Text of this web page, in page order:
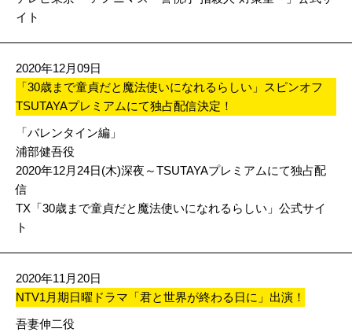
イト
2020年12月09日
「30歳まで童貞だと魔法使いになれるらしい」スピンオフ
TSUTAYAプレミアムにて独占配信決定！
「バレンタイン編」
浦部健吾役
2020年12月24日(木)深夜～TSUTAYAプレミアムにて独占配
信
TX「30歳まで童貞だと魔法使いになれるらしい」公式サイ
ト
2020年11月20日
NTV1月期日曜ドラマ「君と世界が終わる日に」出演！
吾妻伸二役